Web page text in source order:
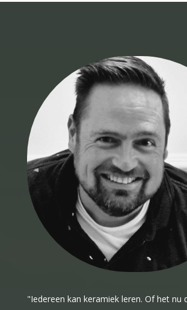
"Iedereen kan keramiek leren. Of het nu